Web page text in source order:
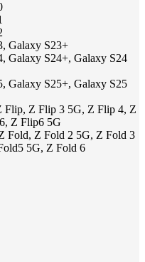
Galaxy S23+
Galaxy S24+, Galaxy S24
Galaxy S25+, Galaxy S25
Flip, Z Flip 3 5G, Z Flip 4, Z
Z Flip6 5G
Fold, Z Fold 2 5G, Z Fold 3
5G, Z Fold 6